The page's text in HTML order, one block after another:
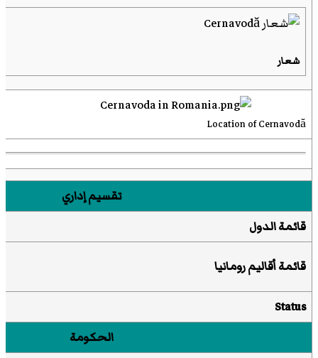
شعار
Location of Cernavodă
تقسيم إداري
قائمة الدول
قائمة أقاليم رومانيا
Status
الحكومة